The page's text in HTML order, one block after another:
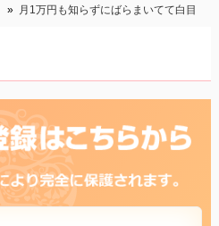
» 月1万円も知らずにばらまいてて白目